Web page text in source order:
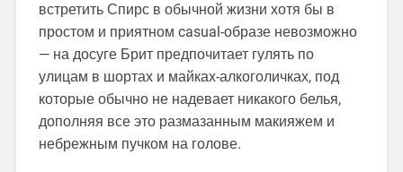
встретить Спирс в обычной жизни хотя бы в
простом и приятном casual-образе невозможно
— на досуге Брит предпочитает гулять по
улицам в шортах и майках-алкоголичках, под
которые обычно не надевает никакого белья,
дополняя все это размазанным макияжем и
небрежным пучком на голове.